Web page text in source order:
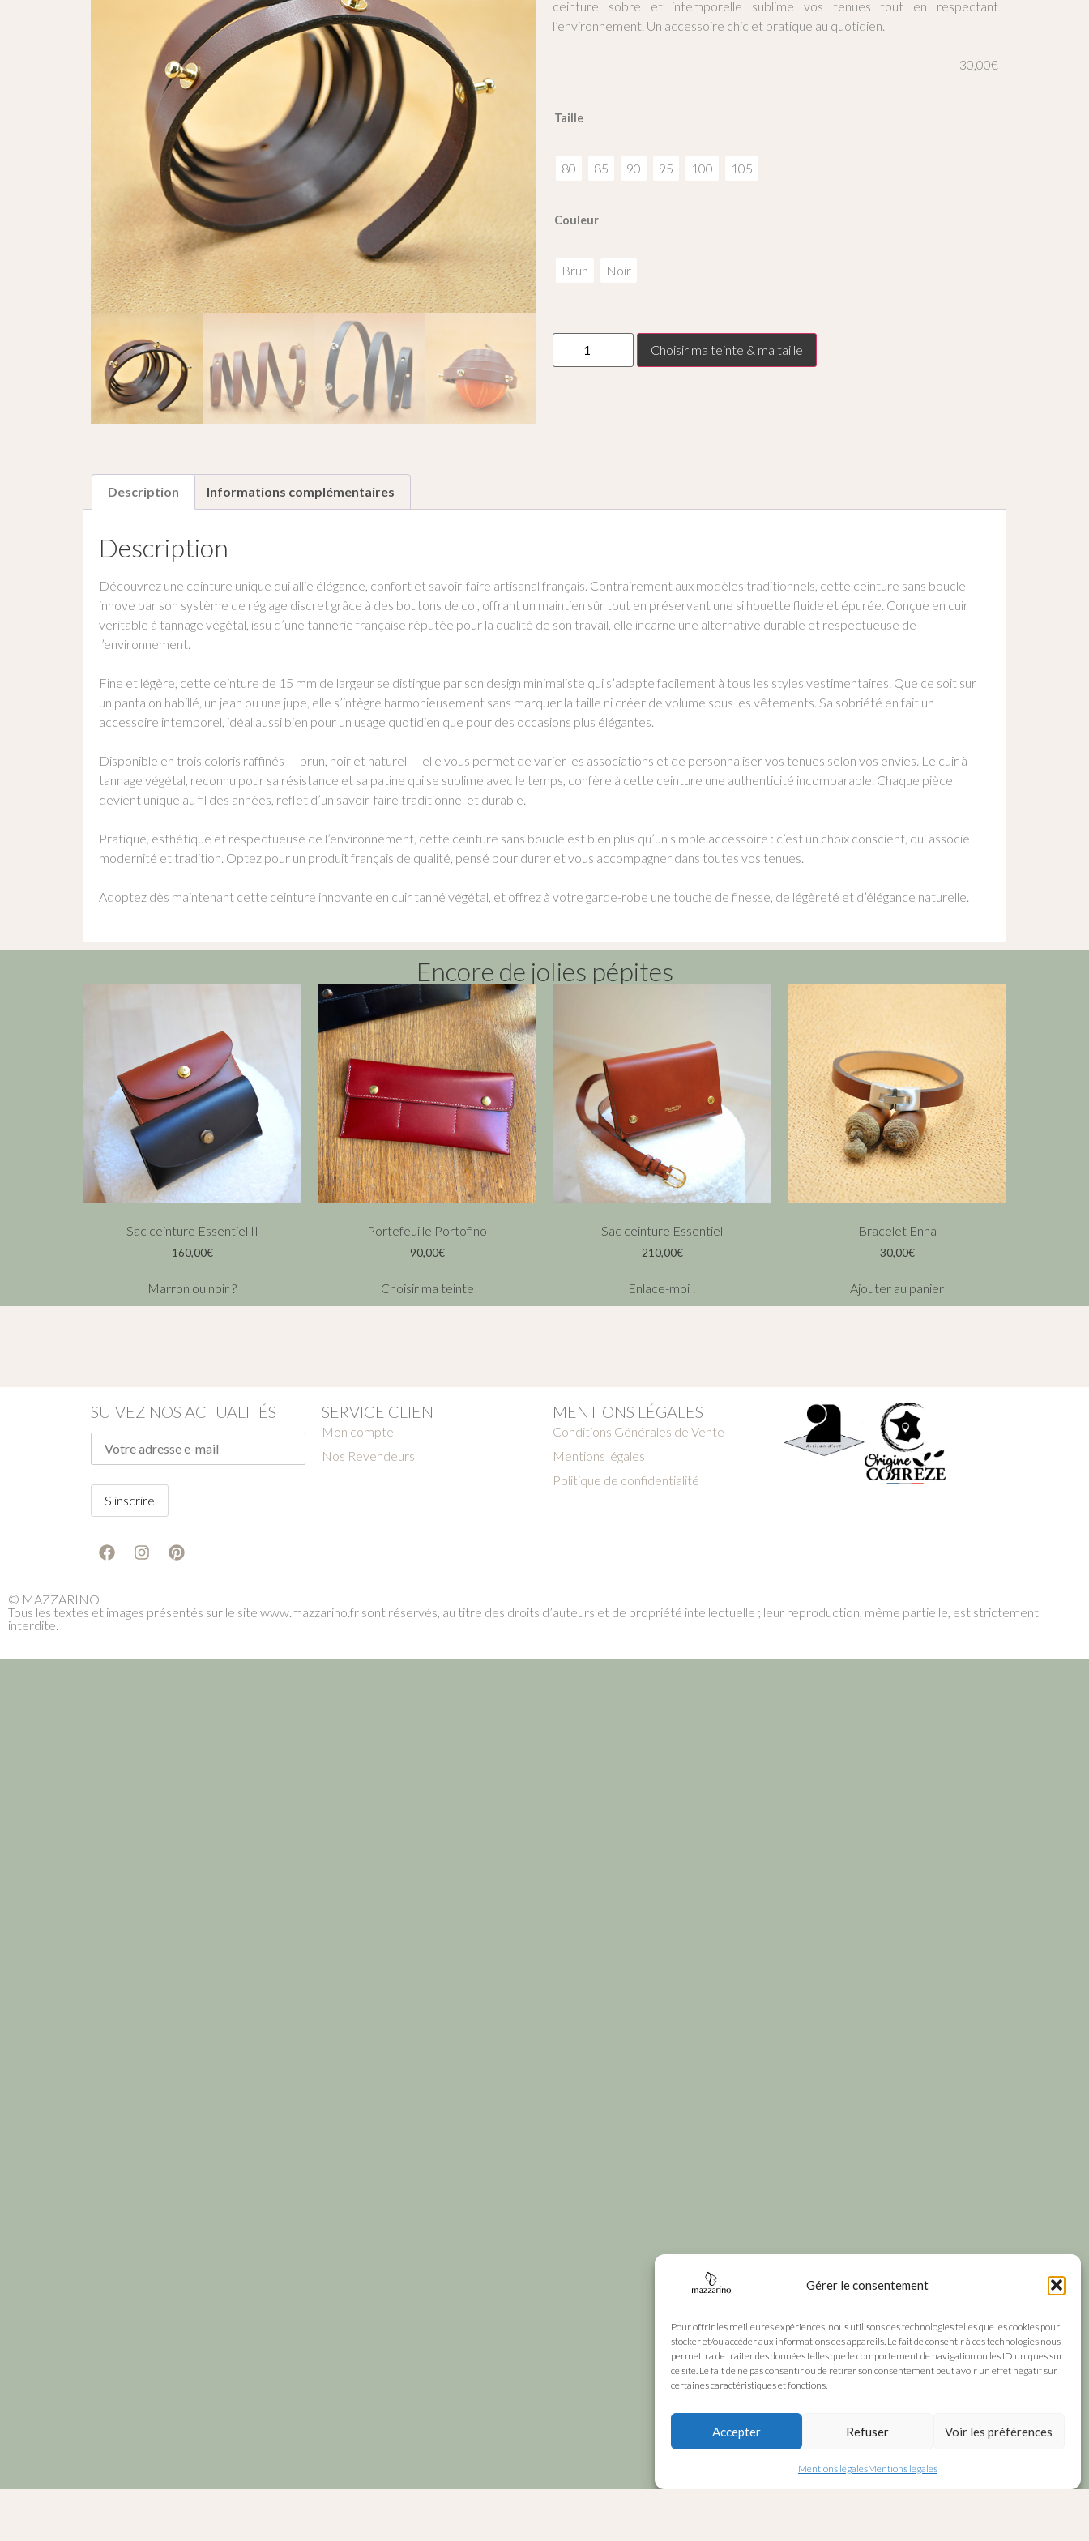
Gérer le consentement
Pour offrir les meilleures expériences, nous utilisons des technologies telles que les cookies pour
stocker et/ou accéder aux informations des appareils. Le fait de consentir à ces technologies nous
permettra de traiter des données telles que le comportement de navigation ou les ID uniques sur
ce site. Le fait de ne pas consentir ou de retirer son consentement peut avoir un effet négatif sur
certaines caractéristiques et fonctions.
Accepter Refuser Voir les préférences
Mentions légalesMentions légales
ceinture sobre et intemporelle sublime vos tenues tout en respectant
l’environnement. Un accessoire chic et pratique au quotidien.
30,00€
Taille
80 85 90 95 100 105
Couleur
Brun Noir
Choisir ma teinte & ma taille
Description Informations complémentaires
Description
Découvrez une ceinture unique qui allie élégance, confort et savoir-faire artisanal français. Contrairement aux modèles traditionnels, cette ceinture sans boucle
innove par son système de réglage discret grâce à des boutons de col, offrant un maintien sûr tout en préservant une silhouette fluide et épurée. Conçue en cuir
véritable à tannage végétal, issu d’une tannerie française réputée pour la qualité de son travail, elle incarne une alternative durable et respectueuse de
l’environnement.
Fine et légère, cette ceinture de 15 mm de largeur se distingue par son design minimaliste qui s’adapte facilement à tous les styles vestimentaires. Que ce soit sur
un pantalon habillé, un jean ou une jupe, elle s’intègre harmonieusement sans marquer la taille ni créer de volume sous les vêtements. Sa sobriété en fait un
accessoire intemporel, idéal aussi bien pour un usage quotidien que pour des occasions plus élégantes.
Disponible en trois coloris raffinés — brun, noir et naturel — elle vous permet de varier les associations et de personnaliser vos tenues selon vos envies. Le cuir à
tannage végétal, reconnu pour sa résistance et sa patine qui se sublime avec le temps, confère à cette ceinture une authenticité incomparable. Chaque pièce
devient unique au fil des années, reflet d’un savoir-faire traditionnel et durable.
Pratique, esthétique et respectueuse de l’environnement, cette ceinture sans boucle est bien plus qu’un simple accessoire : c’est un choix conscient, qui associe
modernité et tradition. Optez pour un produit français de qualité, pensé pour durer et vous accompagner dans toutes vos tenues.
Adoptez dès maintenant cette ceinture innovante en cuir tanné végétal, et offrez à votre garde-robe une touche de finesse, de légèreté et d’élégance naturelle.
Encore de jolies pépites
Sac ceinture Essentiel II
160,00€
Marron ou noir ?
Portefeuille Portofino
90,00€
Choisir ma teinte
Sac ceinture Essentiel
210,00€
Enlace-moi !
Bracelet Enna
30,00€
Ajouter au panier
SUIVEZ NOS ACTUALITÉS SERVICE CLIENT
Mon compte
Nos Revendeurs
MENTIONS LÉGALES
Conditions Générales de Vente
Mentions légales
Politique de confidentialité
© MAZZARINO
Tous les textes et images présentés sur le site www.mazzarino.fr sont réservés, au titre des droits d’auteurs et de propriété intellectuelle ; leur reproduction, même partielle, est strictement
interdite.